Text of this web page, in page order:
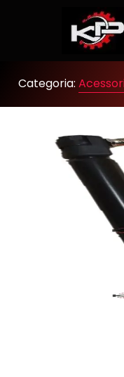
Categoria: